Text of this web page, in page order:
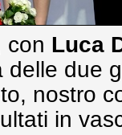
con Luca
delle due
nostro
in